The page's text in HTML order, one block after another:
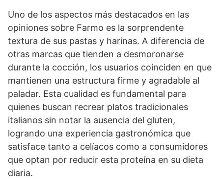
Uno de los aspectos más destacados en las
opiniones sobre Farmo es la sorprendente
textura de sus pastas y harinas. A diferencia de
otras marcas que tienden a desmoronarse
durante la cocción, los usuarios coinciden en que
mantienen una estructura firme y agradable al
paladar. Esta cualidad es fundamental para
quienes buscan recrear platos tradicionales
italianos sin notar la ausencia del gluten,
logrando una experiencia gastronómica que
satisface tanto a celíacos como a consumidores
que optan por reducir esta proteína en su dieta
diaria.